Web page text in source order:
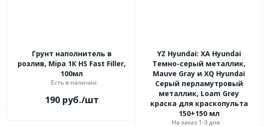
Грунт наполнитель в
розлив, Mipa 1К HS Fast Filler,
100мл
Есть в наличии
190руб./шт
YZ Hyundai: XA Hyundai
Темно-серый металлик,
Mauve Gray и XQ Hyundai
Серый перламутровый
металлик, Loam Grey
краска для краскопульта
150+150 мл
На заказ 1-3 дня